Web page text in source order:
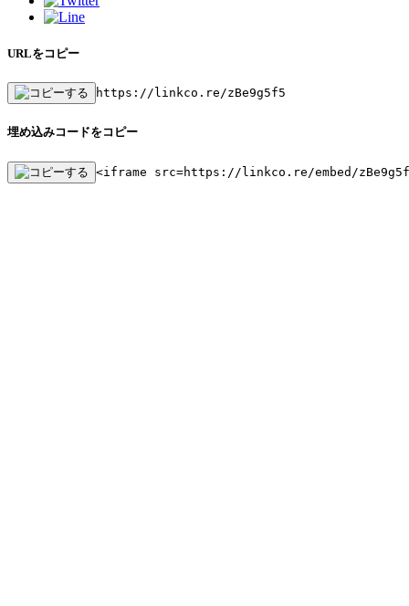
URLをコピー
https://linkco.re/zBe9g5f5
埋め込みコードをコピー
<iframe src=https://linkco.re/embed/